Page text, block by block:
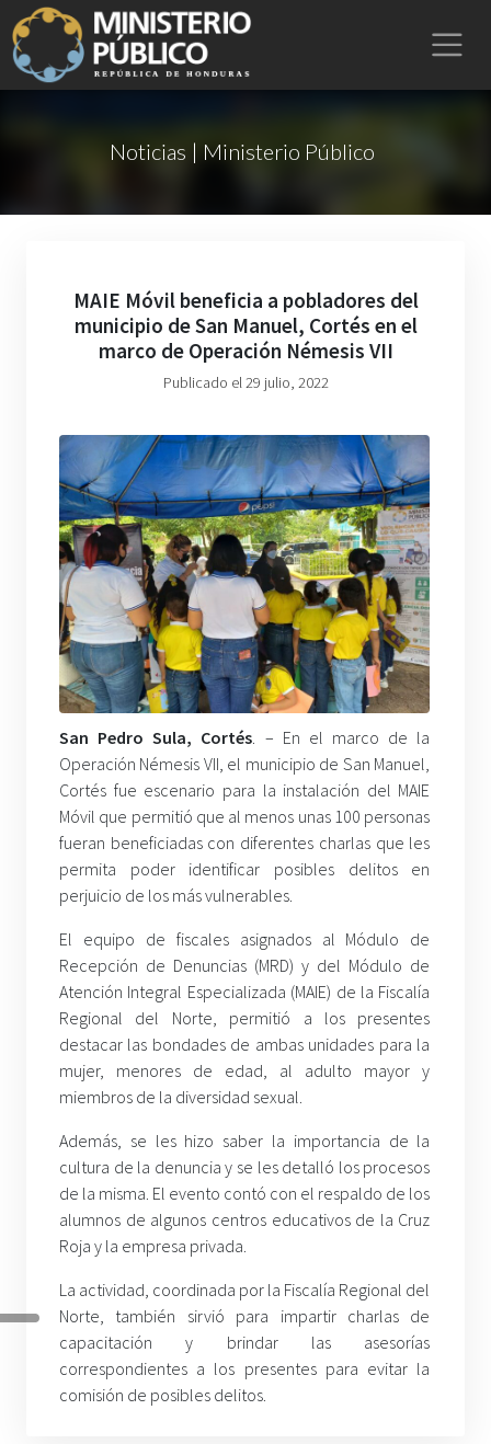
Noticias | Ministerio Público
MAIE Móvil beneficia a pobladores del
municipio de San Manuel, Cortés en el
marco de Operación Némesis VII
Publicado el 29 julio, 2022
San Pedro Sula, Cortés . – En el marco de la
Operación Némesis VII, el municipio de San Manuel,
Cortés fue escenario para la instalación del MAIE
Móvil que permitió que al menos unas 100 personas
fueran beneficiadas con diferentes charlas que les
permita poder identificar posibles delitos en
perjuicio de los más vulnerables.
El equipo de fiscales asignados al Módulo de
Recepción de Denuncias (MRD) y del Módulo de
Atención Integral Especializada (MAIE) de la Fiscalía
Regional del Norte, permitió a los presentes
destacar las bondades de ambas unidades para la
mujer, menores de edad, al adulto mayor y
miembros de la diversidad sexual.
Además, se les hizo saber la importancia de la
cultura de la denuncia y se les detalló los procesos
de la misma. El evento contó con el respaldo de los
alumnos de algunos centros educativos de la Cruz
Roja y la empresa privada.
La actividad, coordinada por la Fiscalía Regional del
Norte, también sirvió para impartir charlas de
capacitación y brindar las asesorías
correspondientes a los presentes para evitar la
comisión de posibles delitos.